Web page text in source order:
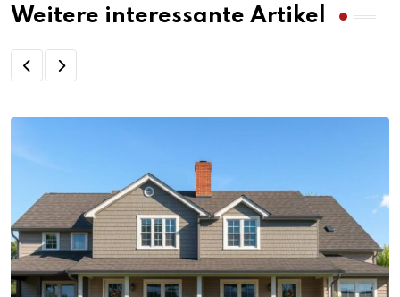
Weitere interessante Artikel